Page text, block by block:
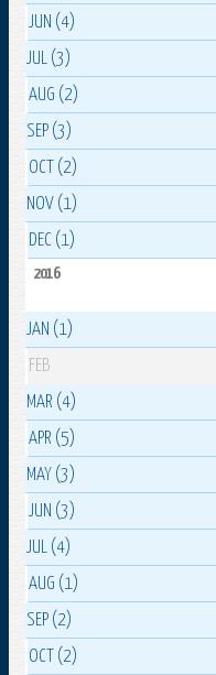
JUN (4)
JUL (3)
AUG (2)
SEP (3)
OCT (2)
NOV (1)
DEC (1)
2016
JAN (1)
FEB
MAR (4)
APR (5)
MAY (3)
JUN (3)
JUL (4)
AUG (1)
SEP (2)
OCT (2)